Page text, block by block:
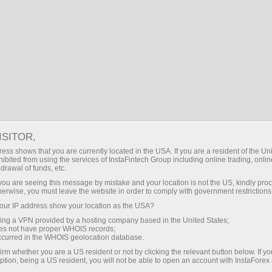
انسٹا فاریکس پہچان کی
دیوار
انسٹا فاریکس معروف عالمی غیر ملکی کرنسی کا
برانڈ ہے۔ انسٹا فاریکس برانڈ کے پیچھے کمپنیوں کے
تمام اہم طبقات میں مستحکم مسابقتی پوزیشن
ہے۔ کمپنیوں کے گروپ نے کاروباری میگزینوں اور
متعدد نمایاں منصوبوں سے اس کے بہترین معیار ،
سلامتی ، اختراعی نقطہ نظر ، اور خدمات اور پیش
shows that you are currently located in the USA. If you are a resident of the
from using the services of InstaFintech Group including online trading,
of funds, etc.
are seeing this message by mistake and your location is not the US, kindly
you must leave the website in order to comply with government
IP address show your location as the USA?
a VPN provided by a hosting company based in the United States;
not have proper WHOIS records;
in the WHOIS geolocation database.
whether you are a US resident or not by clicking the relevant button below. If
being a US resident, you will not be able to open an account with InstaForex